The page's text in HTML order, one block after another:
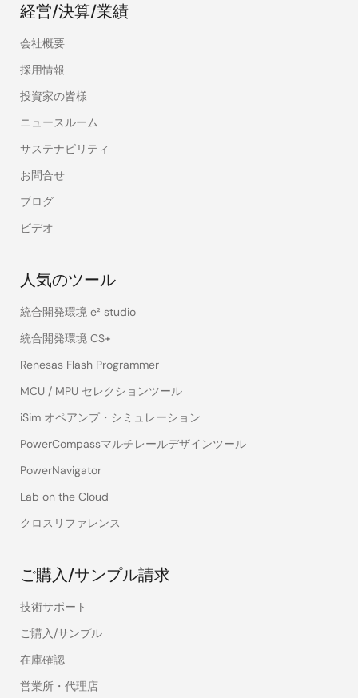
経営/決算/業績
会社概要
採用情報
投資家の皆様
ニュースルーム
サステナビリティ
お問合せ
ブログ
ビデオ
人気のツール
統合開発環境 e² studio
統合開発環境 CS+
Renesas Flash Programmer
MCU / MPU セレクションツール
iSim オペアンプ・シミュレーション
PowerCompassマルチレールデザインツール
PowerNavigator
Lab on the Cloud
クロスリファレンス
ご購入/サンプル請求
技術サポート
ご購入/サンプル
在庫確認
営業所・代理店